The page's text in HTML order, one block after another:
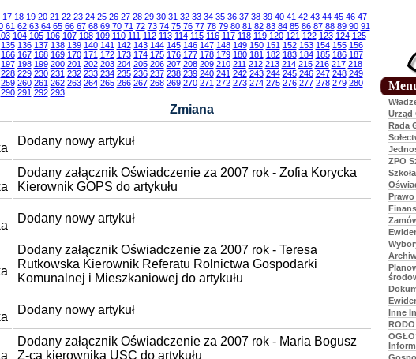
17 18 19 20 21 22 23 24 25 26 27 28 29 30 31 32 33 34 35 36 37 38 39 40 41 42 43 44 45 46 47
61 62 63 64 65 66 67 68 69 70 71 72 73 74 75 76 77 78 79 80 81 82 83 84 85 86 87 88 89 90 91
104 105 106 107 108 109 110 111 112 113 114 115 116 117 118 119 120 121 122 123 124 125
135 136 137 138 139 140 141 142 143 144 145 146 147 148 149 150 151 152 153 154 155 156
166 167 168 169 170 171 172 173 174 175 176 177 178 179 180 181 182 183 184 185 186 187
197 198 199 200 201 202 203 204 205 206 207 208 209 210 211 212 213 214 215 216 217 218
228 229 230 231 232 233 234 235 236 237 238 239 240 241 242 243 244 245 246 247 248 249
259 260 261 262 263 264 265 266 267 268 269 270 271 272 273 274 275 276 277 278 279 280
290 291 292 293
Zmiana
Dodany nowy artykuł
Dodany załącznik Oświadczenie za 2007 rok - Zofia Korycka
Kierownik GOPS do artykułu
Dodany nowy artykuł
Dodany załącznik Oświadczenie za 2007 rok - Teresa
Rutkowska Kierownik Referatu Rolnictwa Gospodarki
Komunalnej i Mieszkaniowej do artykułu
Dodany nowy artykuł
Dodany załącznik Oświadczenie za 2007 rok - Maria Bogusz
Z-ca kierownika USC do artykułu
Urząd
Rada
ZPO
Inne
RODO